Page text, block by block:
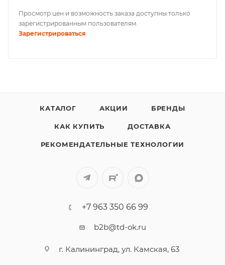
Просмотр цен и возможность заказа доступны только
зарегистрированным пользователям.
Зарегистрироваться
КАТАЛОГ АКЦИИ БРЕНДЫ
КАК КУПИТЬ ДОСТАВКА
РЕКОМЕНДАТЕЛЬНЫЕ ТЕХНОЛОГИИ
+7 963 350 66 99
b2b@td-ok.ru
г. Калининград, ул. Камская, 63